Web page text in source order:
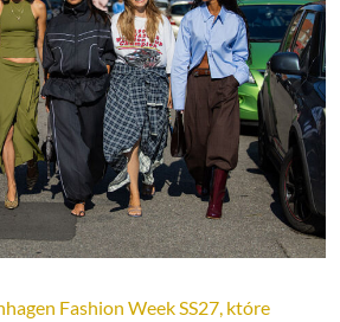
Fashion Week SS27, które